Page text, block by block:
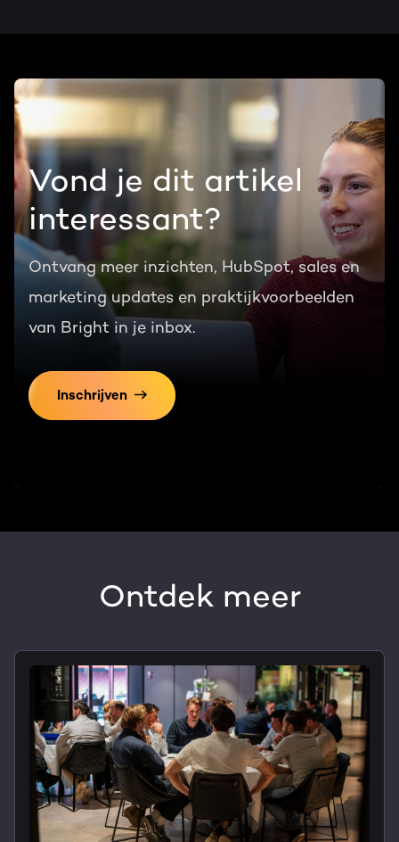
Vond je dit artikel
interessant?
Ontvang meer inzichten, HubSpot, sales en
marketing updates en praktijkvoorbeelden
van Bright in je inbox.
Inschrijven
Ontdek meer